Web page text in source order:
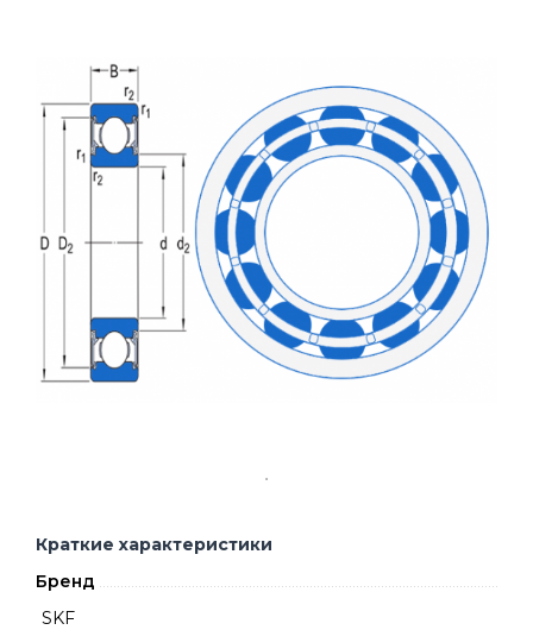
Краткие характеристики
Бренд
SKF